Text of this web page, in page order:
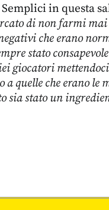
Semplici in questa
di non farmi
che erano
stato
giocatori
a quelle che erano le
sia stato un